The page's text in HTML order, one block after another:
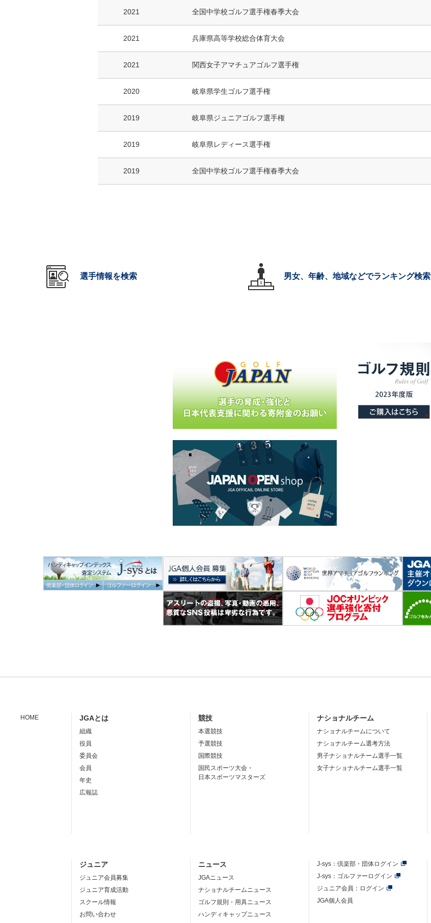
2021 全国中学校ゴルフ選手権春季大会
2021 兵庫県高等学校総合体育大会
2021 関西女子アマチュアゴルフ選手権
2020 岐阜県学生ゴルフ選手権
2019 岐阜県ジュニアゴルフ選手権
2019 岐阜県レディース選手権
2019 全国中学校ゴルフ選手権春季大会
選手情報を検索 男女、年齢、地域などでランキング検索
HOME JGAとは
組織
役員
委員会
会員
年史
広報誌
競技
本選競技
予選競技
国際競技
国民スポーツ大会・
日本スポーツマスターズ
ナショナルチーム
ナショナルチームについて
ナショナルチーム選考方法
男子ナショナルチーム選手一覧
女子ナショナルチーム選手一覧
ジュニア
ジュニア会員募集
ジュニア育成活動
スクール情報
お問い合わせ
ニュース
JGAニュース
ナショナルチームニュース
ゴルフ規則・用具ニュース
ハンディキャップニュース
J-sys： 倶楽部・団体ログイン
J-sys：ゴルファーログイン
ジュニア会員：ログイン
JGA個人会員